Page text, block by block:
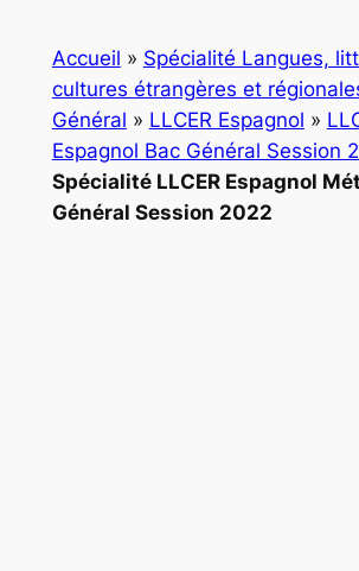
Accueil » Spécialité Langues,
cultures étrangères et
Général » LLCER Espagnol »
Espagnol Bac Général Session
Spécialité LLCER Espagnol
Général Session 2022